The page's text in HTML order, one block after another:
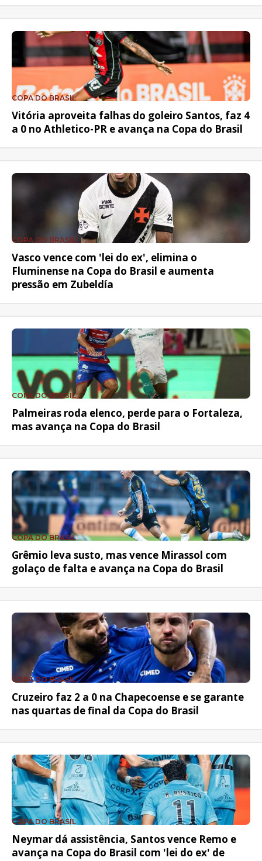
COPA DO BRASIL
Vitória aproveita falhas do goleiro Santos, faz 4
a 0 no Athletico-PR e avança na Copa do Brasil
COPA DO BRASIL
Vasco vence com 'lei do ex', elimina o
Fluminense na Copa do Brasil e aumenta
pressão em Zubeldía
COPA DO BRASIL
Palmeiras roda elenco, perde para o Fortaleza,
mas avança na Copa do Brasil
COPA DO BRASIL
Grêmio leva susto, mas vence Mirassol com
golaço de falta e avança na Copa do Brasil
COPA DO BRASIL
Cruzeiro faz 2 a 0 na Chapecoense e se garante
nas quartas de final da Copa do Brasil
COPA DO BRASIL
Neymar dá assistência, Santos vence Remo e
avança na Copa do Brasil com 'lei do ex' de